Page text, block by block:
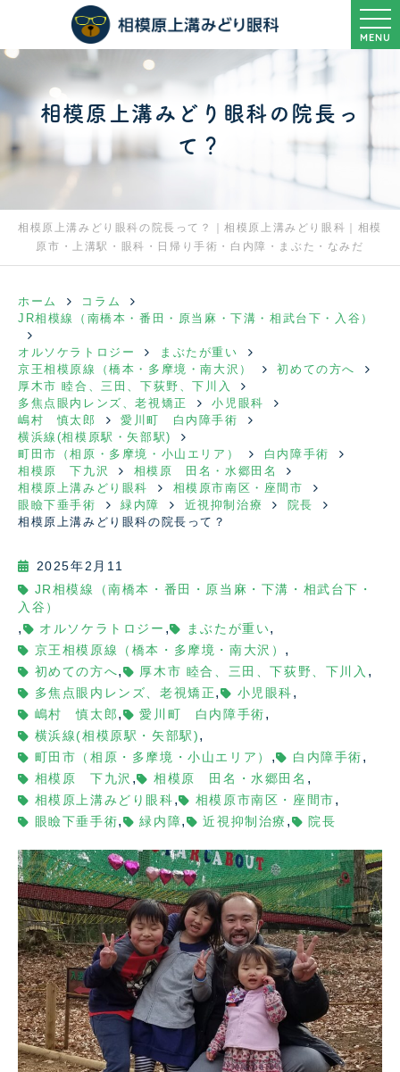
MENU
相模原上溝みどり眼科の院長っ
て？
相模原上溝みどり眼科の院長って？｜相模原上溝みどり眼科｜相模
原市・上溝駅・眼科・日帰り手術・白内障・まぶた・なみだ
ホーム
コラム
JR相模線（南橋本・番田・原当麻・下溝・相武台下・入谷）
オルソケラトロジー
まぶたが重い
京王相模原線（橋本・多摩境・南大沢）
初めての方へ
厚木市 睦合、三田、下荻野、下川入
多焦点眼内レンズ、老視矯正
小児眼科
嶋村 慎太郎
愛川町 白内障手術
横浜線(相模原駅・矢部駅)
町田市（相原・多摩境・小山エリア）
白内障手術
相模原 下九沢
相模原 田名・水郷田名
相模原上溝みどり眼科
相模原市南区・座間市
眼瞼下垂手術
緑内障 近視抑制治療
院長
相模原上溝みどり眼科の院長って？
2025年2月11
JR相模線（南橋本・番田・原当麻・下溝・相武台下・
入谷）
, オルソケラトロジー , まぶたが重い,
京王相模原線（橋本・多摩境・南大沢） ,
初めての方へ, 厚木市 睦合、三田、下荻野、下川入 ,
多焦点眼内レンズ、老視矯正 , 小児眼科 ,
嶋村 慎太郎 , 愛川町 白内障手術 ,
横浜線(相模原駅・矢部駅) ,
町田市（相原・多摩境・小山エリア） , 白内障手術 ,
相模原 下九沢 , 相模原 田名・水郷田名 ,
相模原上溝みどり眼科 , 相模原市南区・座間市 ,
眼瞼下垂手術, 緑内障, 近視抑制治療 , 院長